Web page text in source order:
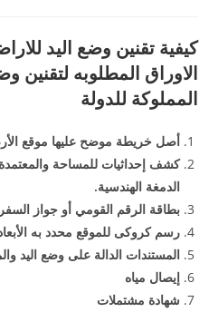
كيفية تقنين وضع اليد
الاوراق المطلوبه لتقنين
المملوكة للدولة
أصل خريطة موضح عليها موقع
كشف إحداثيات للمساحة
الدمغة الهندسية.
بطاقة الرقم القومي أو جواز
رسم كروكى للموقع محدد به
المستندات الدالة على وضع اليد
إيصال مياه
شهادة مشتملات